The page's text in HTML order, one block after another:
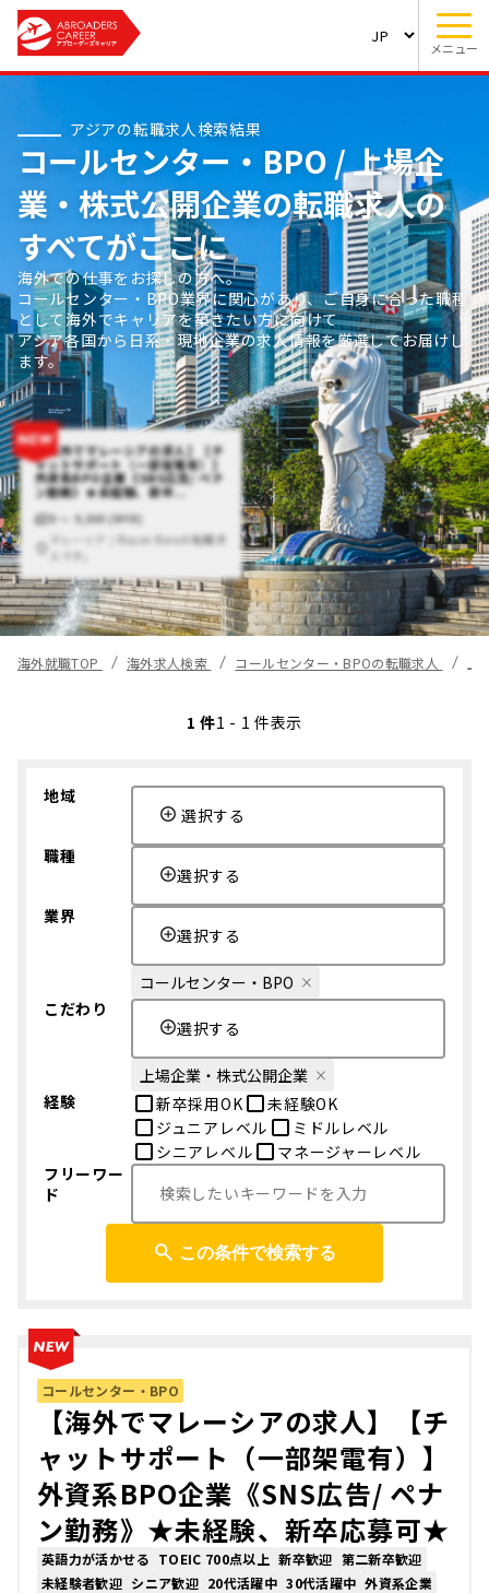
メニュー
アジアの転職求人検索結果
コールセンター・BPO / 上場企
業・株式公開企業の転職求人の
すべてがここに
海外での仕事をお探しの方へ。
コールセンター・BPO業界に関心があり、ご自身に合った職種
として海外でキャリアを築きたい方に向けて
アジア各国から日系・現地企業の求人情報を厳選してお届けし
ます。
【海外でマレーシアの求人】【チ
ャットサポート（一部架電有）】
外資系BPO企業《SNS広告/ ペナ
ン勤務》★未経験、新卒...
0 〜 9,000 (MYR)
マレーシア / Bayan Baruの転職求
人です。
海外就職TOP 海外求人検索 コールセンター・BPOの転職求人
1 件1 - 1 件表示
地域
選択する
職種
選択する
業界
選択する
コールセンター・BPO
こだわり
選択する
上場企業・株式公開企業
経験
新卒採用OK
未経験OK
ジュニアレベル
ミドルレベル
シニアレベル
マネージャーレベル
フリーワー
ド
この条件で検索する
コールセンター・BPO
【海外でマレーシアの求人】【チ
ャットサポート（一部架電有）】
外資系BPO企業《SNS広告/ ペナ
ン勤務》★未経験、新卒応募可★
英語力が活かせる TOEIC 700点以上 新卒歓迎 第二新卒歓迎
未経験者歓迎 シニア歓迎 20代活躍中 30代活躍中 外資系企業